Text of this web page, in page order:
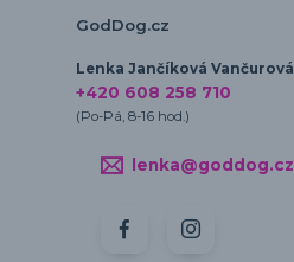
GodDog.cz
Lenka Jančíková Vančurová
+420 608 258 710
(Po-Pá, 8-16 hod.)
lenka@goddog.cz